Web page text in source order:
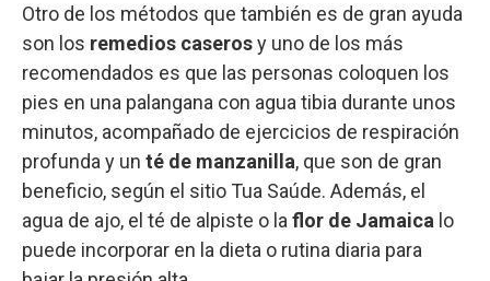
Otro de los métodos que también es de gran ayuda
son los remedios caserosy uno de los más
recomendados es que las personas coloquen los
pies en una palangana con agua tibia durante unos
minutos, acompañado de ejercicios de respiración
profunda y un té de manzanilla, que son de gran
beneficio, según el sitio Tua Saúde. Además, el
agua de ajo, el té de alpiste o la flor de Jamaica lo
puede incorporar en la dieta o rutina diaria para